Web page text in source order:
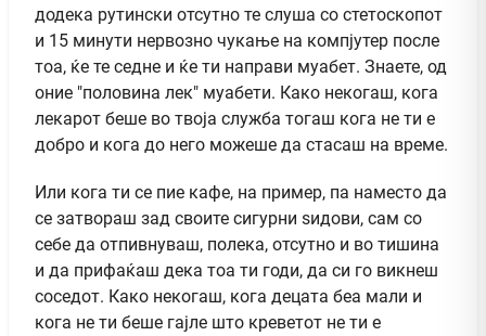
додека рутински отсутно те слуша со стетоскопот
и 15 минути нервозно чукање на компјутер после
тоа, ќе те седне и ќе ти направи муабет. Знаете, од
оние "половина лек" муабети. Како некогаш, кога
лекарот беше во твоја служба тогаш кога не ти е
добро и кога до него можеше да стасаш на време.
Или кога ти се пие кафе, на пример, па наместо да
се затвораш зад своите сигурни ѕидови, сам со
себе да отпивнуваш, полека, отсутно и во тишина
и да прифаќаш дека тоа ти годи, да си го викнеш
соседот. Како некогаш, кога децата беа мали и
кога не ти беше гајле што креветот не ти е